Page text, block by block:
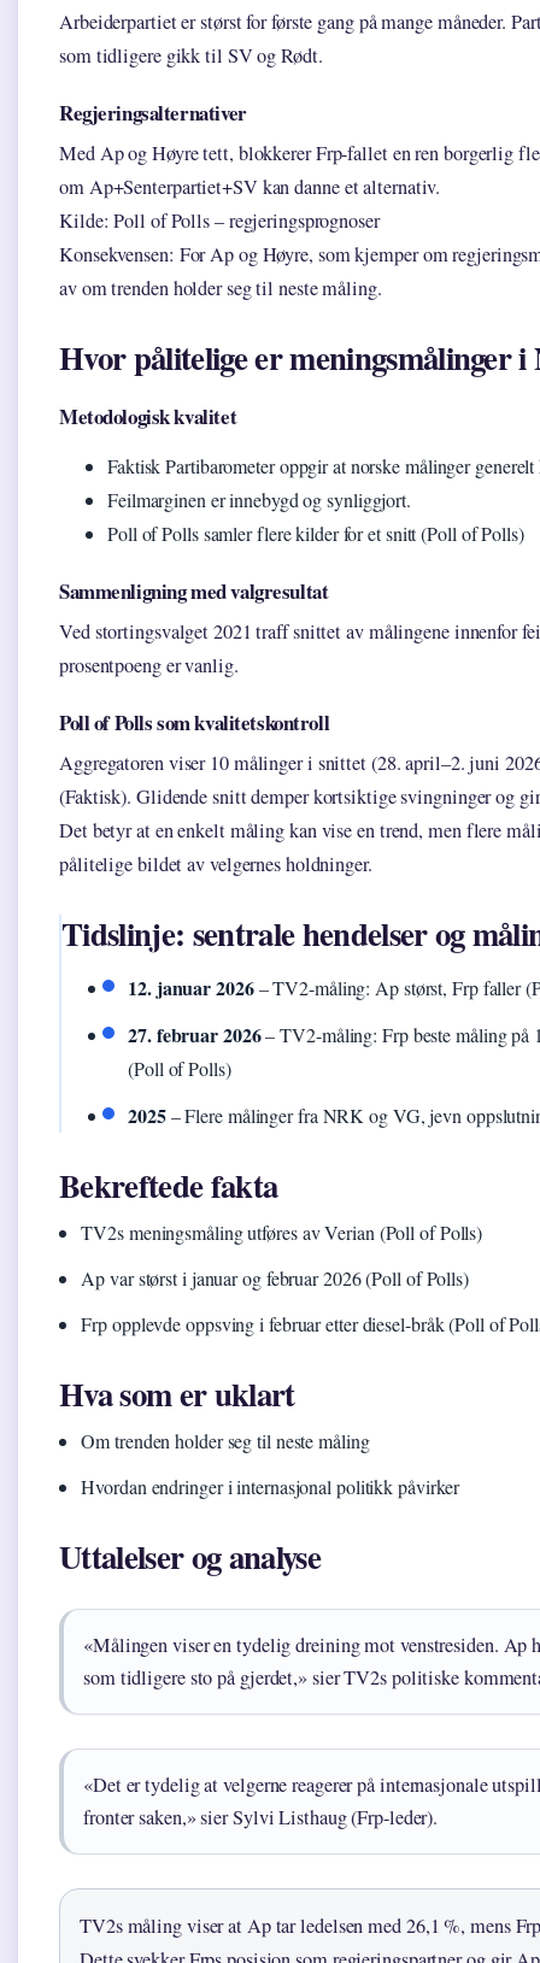
Arbeiderpartiet er størst for første gang på mange måneder.
som tidligere gikk til SV og Rødt.
Regjeringsalternativer
Med Ap og Høyre tett, blokkerer Frp-fallet en ren borgerlig
om Ap+Senterpartiet+SV kan danne et alternativ.
Kilde: Poll of Polls – regjeringsprognoser
Konsekvensen: For Ap og Høyre, som kjemper om
av om trenden holder seg til neste måling.
Hvor pålitelige er meningsmålinger i
Metodologisk kvalitet
Faktisk Partibarometer oppgir at norske målinger
Feilmarginen er innebygd og synliggjort.
Poll of Polls samler flere kilder for et snitt (Poll of Polls)
Sammenligning med valgresultat
Ved stortingsvalget 2021 traff snittet av målingene innenfor
prosentpoeng er vanlig.
Poll of Polls som kvalitetskontroll
Aggregatoren viser 10 målinger i snittet (28. april–2. juni
(Faktisk). Glidende snitt demper kortsiktige svingninger og
Det betyr at en enkelt måling kan vise en trend, men flere
pålitelige bildet av velgernes holdninger.
Tidslinje: sentrale hendelser og
12. januar 2026– TV2-måling: Ap størst, Frp faller
27. februar 2026– TV2-måling: Frp beste måling på
(Poll of Polls)
2025– Flere målinger fra NRK og VG, jevn
Bekreftede fakta
TV2s meningsmåling utføres av Verian (Poll of Polls)
Ap var størst i januar og februar 2026 (Poll of Polls)
Frp opplevde oppsving i februar etter diesel-bråk (Poll of
Hva som er uklart
Om trenden holder seg til neste måling
Hvordan endringer i internasjonal politikk påvirker
Uttalelser og analyse
«Målingen viser en tydelig dreining mot venstresiden. Ap
som tidligere sto på gjerdet,» sier TV2s politiske
«Det er tydelig at velgerne reagerer på internasjonale
fronter saken,» sier Sylvi Listhaug (Frp-leder).
TV2s måling viser at Ap tar ledelsen med 26,1 %, mens